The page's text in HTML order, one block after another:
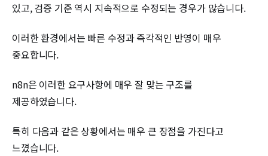
있고, 검증 기준 역시 지속적으로 수정되는 경우가 많습니다.
이러한 환경에서는 빠른 수정과 즉각적인 반영이 매우
중요합니다.
n8n은 이러한 요구사항에 매우 잘 맞는 구조를
제공하였습니다.
특히 다음과 같은 상황에서는 매우 큰 장점을 가진다고
느꼈습니다.